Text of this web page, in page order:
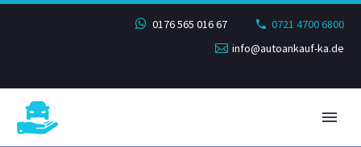
0176 565 016 67
0721 4700 6800
info@autoankauf-ka.de